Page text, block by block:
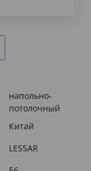
напольно-
потолочный
Китай
LESSAR